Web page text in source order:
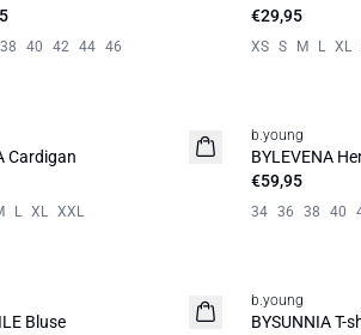
38 40 42 44 46
€29,95
XS S M L XL
Cardigan
L XL XXL
Neuheit
b.young
BYLEVENA
€59,95
34 36 38 40
Bluse
Neuheit
b.young
BYSUNNIA T-